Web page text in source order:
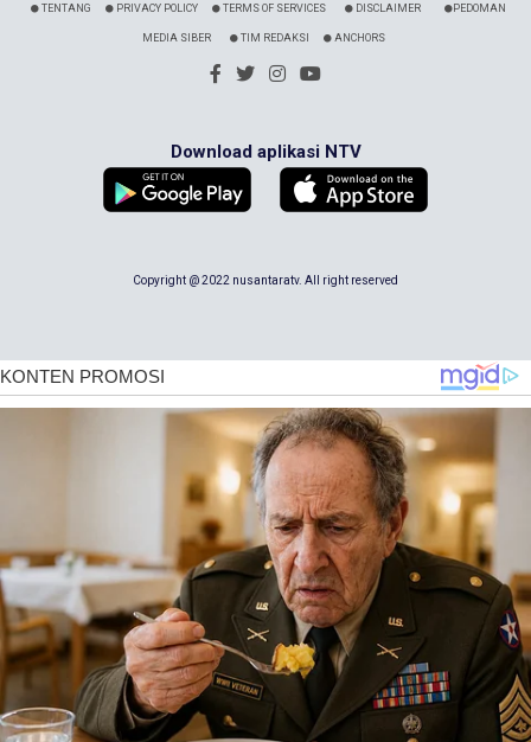
TENTANG PRIVACY POLICY TERMS OF SERVICES DISCLAIMER PEDOMAN
MEDIA SIBER TIM REDAKSI ANCHORS
Download aplikasi NTV
Copyright @ 2022 nusantaratv. All right reserved